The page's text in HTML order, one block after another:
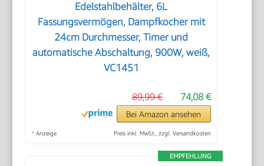
Edelstahlbehälter, 6L
Fassungsvermögen, Dampfkocher mit
24cm Durchmesser, Timer und
automatische Abschaltung, 900W, weiß,
VC1451
74,08 €
89,99 €
Bei Amazon ansehen
* Anzeige Preis inkl. MwSt., zzgl. Versandkosten
EMPFEHLUNG